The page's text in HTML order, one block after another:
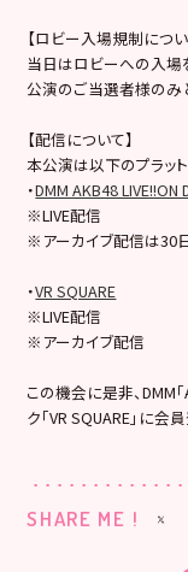
【ロビー入場規制につい
当日はロビーへの入場
公演のご当選者様のみ
【配信について】
本公演は以下のプラッ
・DMM AKB48 LIVE!!ON
※LIVE配信
※アーカイブ配信は30
・VR SQUARE
※LIVE配信
※アーカイブ配信
この機会に是非、DMM
ク「VR SQUARE」に会
SHARE ME !